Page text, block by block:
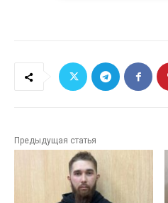
Предыдущая статья